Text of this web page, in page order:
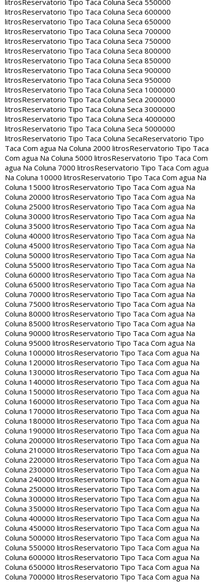
litrosReservatorio Tipo Taca Coluna Seca 550000
litrosReservatorio Tipo Taca Coluna Seca 600000
litrosReservatorio Tipo Taca Coluna Seca 650000
litrosReservatorio Tipo Taca Coluna Seca 700000
litrosReservatorio Tipo Taca Coluna Seca 750000
litrosReservatorio Tipo Taca Coluna Seca 800000
litrosReservatorio Tipo Taca Coluna Seca 850000
litrosReservatorio Tipo Taca Coluna Seca 900000
litrosReservatorio Tipo Taca Coluna Seca 950000
litrosReservatorio Tipo Taca Coluna Seca 1000000
litrosReservatorio Tipo Taca Coluna Seca 2000000
litrosReservatorio Tipo Taca Coluna Seca 3000000
litrosReservatorio Tipo Taca Coluna Seca 4000000
litrosReservatorio Tipo Taca Coluna Seca 5000000
litrosReservatorio Tipo Taca Coluna SecaReservatorio Tipo
Taca Com agua Na Coluna 2000 litrosReservatorio Tipo Taca
Com agua Na Coluna 5000 litrosReservatorio Tipo Taca Com
agua Na Coluna 7000 litrosReservatorio Tipo Taca Com agua
Na Coluna 10000 litrosReservatorio Tipo Taca Com agua Na
Coluna 15000 litrosReservatorio Tipo Taca Com agua Na
Coluna 20000 litrosReservatorio Tipo Taca Com agua Na
Coluna 25000 litrosReservatorio Tipo Taca Com agua Na
Coluna 30000 litrosReservatorio Tipo Taca Com agua Na
Coluna 35000 litrosReservatorio Tipo Taca Com agua Na
Coluna 40000 litrosReservatorio Tipo Taca Com agua Na
Coluna 45000 litrosReservatorio Tipo Taca Com agua Na
Coluna 50000 litrosReservatorio Tipo Taca Com agua Na
Coluna 55000 litrosReservatorio Tipo Taca Com agua Na
Coluna 60000 litrosReservatorio Tipo Taca Com agua Na
Coluna 65000 litrosReservatorio Tipo Taca Com agua Na
Coluna 70000 litrosReservatorio Tipo Taca Com agua Na
Coluna 75000 litrosReservatorio Tipo Taca Com agua Na
Coluna 80000 litrosReservatorio Tipo Taca Com agua Na
Coluna 85000 litrosReservatorio Tipo Taca Com agua Na
Coluna 90000 litrosReservatorio Tipo Taca Com agua Na
Coluna 95000 litrosReservatorio Tipo Taca Com agua Na
Coluna 100000 litrosReservatorio Tipo Taca Com agua Na
Coluna 120000 litrosReservatorio Tipo Taca Com agua Na
Coluna 130000 litrosReservatorio Tipo Taca Com agua Na
Coluna 140000 litrosReservatorio Tipo Taca Com agua Na
Coluna 150000 litrosReservatorio Tipo Taca Com agua Na
Coluna 160000 litrosReservatorio Tipo Taca Com agua Na
Coluna 170000 litrosReservatorio Tipo Taca Com agua Na
Coluna 180000 litrosReservatorio Tipo Taca Com agua Na
Coluna 190000 litrosReservatorio Tipo Taca Com agua Na
Coluna 200000 litrosReservatorio Tipo Taca Com agua Na
Coluna 210000 litrosReservatorio Tipo Taca Com agua Na
Coluna 220000 litrosReservatorio Tipo Taca Com agua Na
Coluna 230000 litrosReservatorio Tipo Taca Com agua Na
Coluna 240000 litrosReservatorio Tipo Taca Com agua Na
Coluna 250000 litrosReservatorio Tipo Taca Com agua Na
Coluna 300000 litrosReservatorio Tipo Taca Com agua Na
Coluna 350000 litrosReservatorio Tipo Taca Com agua Na
Coluna 400000 litrosReservatorio Tipo Taca Com agua Na
Coluna 450000 litrosReservatorio Tipo Taca Com agua Na
Coluna 500000 litrosReservatorio Tipo Taca Com agua Na
Coluna 550000 litrosReservatorio Tipo Taca Com agua Na
Coluna 600000 litrosReservatorio Tipo Taca Com agua Na
Coluna 650000 litrosReservatorio Tipo Taca Com agua Na
Coluna 700000 litrosReservatorio Tipo Taca Com agua Na